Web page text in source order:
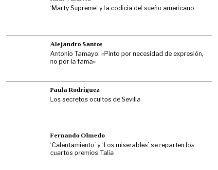
‘Marty Supreme’ y la codicia del sueño americano
Alejandro Santos
Antonio Tamayo: «Pinto por necesidad de expresión,
no por la fama»
Paula Rodríguez
Los secretos ocultos de Sevilla
Fernando Olmedo
‘Calentamiento’ y ‘Los miserables’ se reparten los
cuartos premios Talía